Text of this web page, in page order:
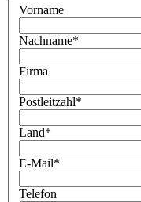
Vorname
Nachname*
Firma
Postleitzahl*
Land*
E-Mail*
Telefon